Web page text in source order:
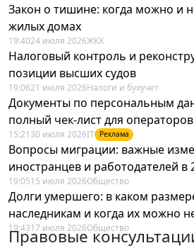
Закон о тишине: когда можно и
жилых домах
19:4024 июля 2026ЖКХ
Налоговый контроль и
позиции высших судов
19:0621 июля 2026Налоги и бухучет
Документы по персональным
полный чек-лист для операторов
15:21 30 июля 2026IT Реклама
Вопросы миграции: важные
иностранцев и работодателей в
19:0515 июля 2026Общество
Долги умершего: в каком
наследникам и когда их можно
19:4317 июля 2026Общество
Правовые